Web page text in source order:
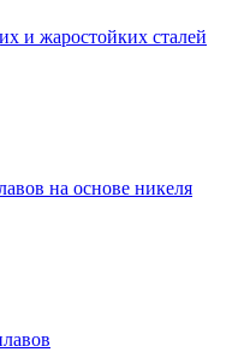
и жаростойких сталей
на основе никеля